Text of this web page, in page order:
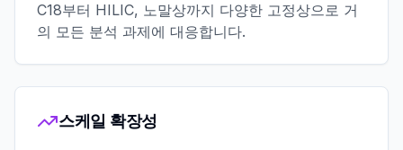
C18부터 HILIC, 노말상까지 다양한 고정상으로 거
의 모든 분석 과제에 대응합니다.
스케일 확장성